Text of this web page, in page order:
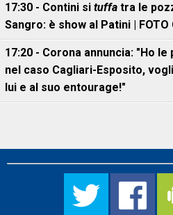
17:30 - Contini si tuffa tra le
Sangro: è show al Patini | FOTO
17:20 - Corona annuncia: "Ho
nel caso Cagliari-Esposito,
lui e al suo entourage!"